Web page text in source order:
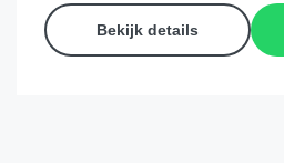
Bekijk details